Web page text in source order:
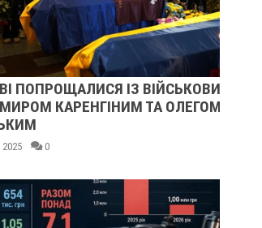
ІЗ ВІЙСЬКОВИМИ
КАРЕНГІНИМ ТА ОЛЕГОМ
0